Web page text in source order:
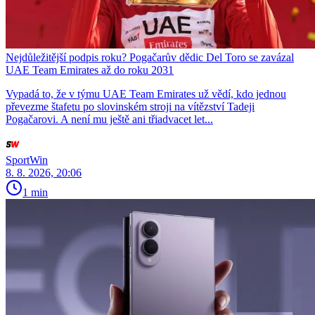
Nejdůležitější podpis roku? Pogačarův dědic Del Toro se zavázal
UAE Team Emirates až do roku 2031
Vypadá to, že v týmu UAE Team Emirates už vědí, kdo jednou
převezme štafetu po slovinském stroji na vítězství Tadeji
Pogačarovi. A není mu ještě ani třiadvacet let...
SportWin
8. 8. 2026, 20:06
1 min